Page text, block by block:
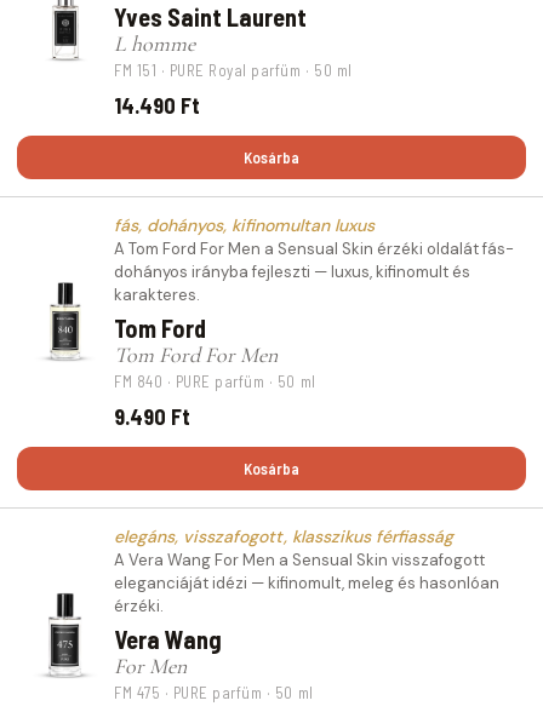
Yves Saint Laurent
L homme
FM 151 · PURE Royal parfüm · 50 ml
14.490 Ft
Kosárba
fás, dohányos, kifinomultan luxus
A Tom Ford For Men a Sensual Skin érzéki oldalát fás-
dohányos irányba fejleszti — luxus, kifinomult és
karakteres.
Tom Ford
Tom Ford For Men
FM 840 · PURE parfüm · 50 ml
9.490 Ft
Kosárba
elegáns, visszafogott, klasszikus férfiasság
A Vera Wang For Men a Sensual Skin visszafogott
eleganciáját idézi — kifinomult, meleg és hasonlóan
érzéki.
Vera Wang
For Men
FM 475 · PURE parfüm · 50 ml